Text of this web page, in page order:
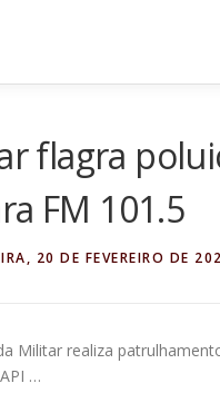
flagra
FM 101.5
20 DE FEVEREIRO DE
Militar realiza
…